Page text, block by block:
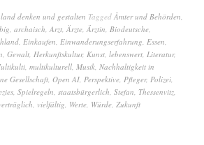
denken und gestalten Tagged Ämter und Behörden,
, archaisch, Arzt, Ärzte, Ärztin, Biodeutsche,
, Einkaufen, Einwanderungserfahrung, Essen,
, Gewalt, Herkunftskultur, Kunst, lebenswert, Literatur,
, multikulturell, Musik, Nachhaltigkeit in
Gesellschaft, Open AI, Perspektive, Pfleger, Polizei,
, Spielregeln, staatsbürgerlich, Stefan, Thessenvitz,
, vielfältig, Werte, Würde, Zukunft